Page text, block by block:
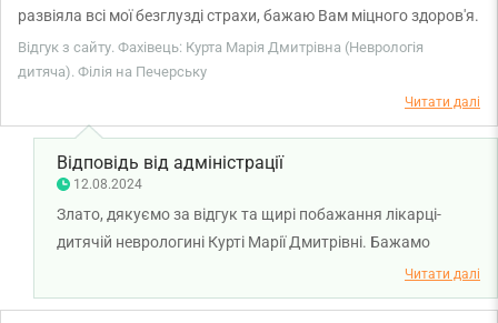
развіяла всі мої безглузді страхи, бажаю Вам міцного здоров'я.
Відгук з сайту. Фахівець: Курта Марія Дмитрівна (Неврологія
дитяча). Філія на Печерську
Читати далі
Відповідь від адміністрації
12.08.2024
Злато, дякуємо за відгук та щирі побажання лікарці-
дитячій неврологині Курті Марії Дмитрівні. Бажамо
Читати далі